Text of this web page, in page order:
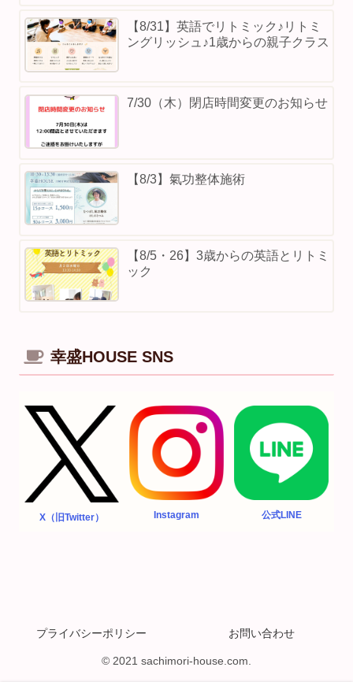
【8/31】英語でリトミック♪リトミ
ングリッシュ♪1歳からの親子クラス
7/30（木）閉店時間変更のお知らせ
【8/3】⁡氣功整体施術
【8/5・26】3歳からの英語とリトミ
ック
幸盛HOUSE SNS
X（旧Twitter） Instagram 公式LINE
プライバシーポリシー お問い合わせ
© 2021 sachimori-house.com.